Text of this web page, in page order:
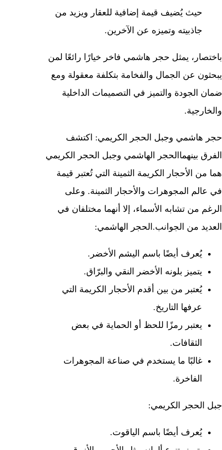
حيث يُضيف قيمة إضافية للعقار ويزيد من
جاذبيته وتميزه عن الآخرين.
باختصار، يمثل حجر هاشمي فاخر خيارًا رائعًا لمن
يبحثون عن الجمال والفخامة بتكلفة معقولة ومع
ضمان الجودة والتميز في التصميمات الداخلية
والخارجية.
حجر هاشمي وجبل الحجر الكريمي: اكتشف
الفرق بينهماالحجر الهاشمي وجبل الحجر الكريمي
هما من الأحجار الكريمة الثمينة التي تُعتبر قيمة
في عالم المجوهرات والأحجار الثمينة. وعلى
الرغم من تشابه الأسماء، إلا أنهما مختلفان في
العديد من الجوانب.الحجر الهاشمي:
يُعرف أيضًا باسم اليشم الأخضر.
يتميز بلونه الأخضر النقي والبرّاق.
يُعتبر من بين أقدم الأحجار الكريمة التي
عرفها التاريخ.
يعتبر رمزًا للحظ أو الحماية في بعض
الثقافات.
غالبًا ما يستخدم في صناعة المجوهرات
الفاخرة.
جبل الحجر الكريمي:
يُعرف أيضًا باسم الياقوت.